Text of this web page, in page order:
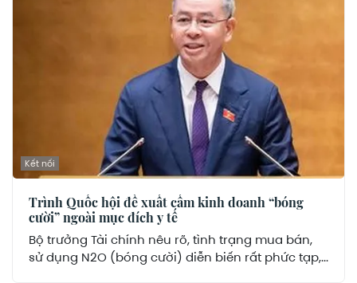
Kết nối
Trình Quốc hội đề xuất cấm kinh doanh “bóng
cười” ngoài mục đích y tế
Bộ trưởng Tài chính nêu rõ, tình trạng mua bán,
sử dụng N2O (bóng cười) diễn biến rất phức tạp,...